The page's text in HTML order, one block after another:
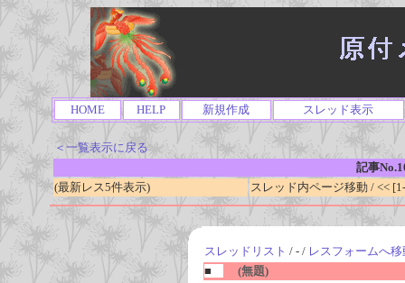
HOME HELP 新規作成 スレッド表示
＜一覧表示に戻る
記事
(最新レス5件表示)
スレッド内ページ移動 / <<
スレッドリスト / - / レスフォームへ移
■
(無題)